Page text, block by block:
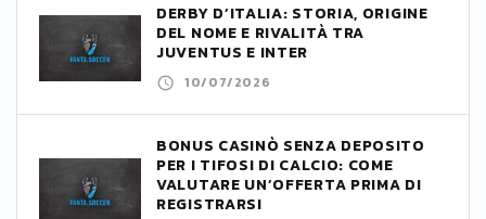
DERBY D’ITALIA: STORIA, ORIGINE
DEL NOME E RIVALITÀ TRA
JUVENTUS E INTER
10/07/2026
BONUS CASINÒ SENZA DEPOSITO
PER I TIFOSI DI CALCIO: COME
VALUTARE UN’OFFERTA PRIMA DI
REGISTRARSI